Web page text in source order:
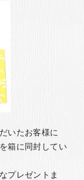
いたお客様に
箱に同封してい
プレゼントま